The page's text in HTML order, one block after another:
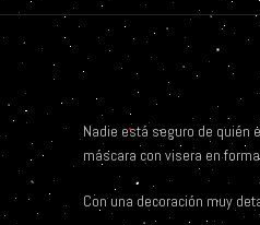
Nadie está seguro de quién
máscara con visera en
Con una decoración muy